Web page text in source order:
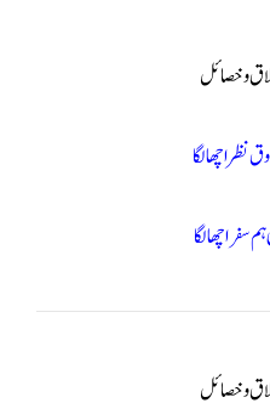
و خصائل
نظر اچھا لگا
سفر اچھا لگا
و خصائل